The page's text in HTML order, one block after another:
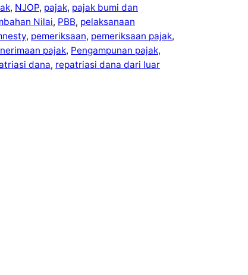
, NJOP, pajak, pajak bumi dan
Nilai, PBB, pelaksanaan
, pemeriksaan, pemeriksaan pajak
pajak, Pengampunan pajak
dana, repatriasi dana dari luar